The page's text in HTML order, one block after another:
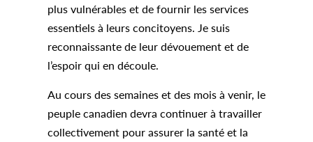
plus vulnérables et de fournir les services
essentiels à leurs concitoyens. Je suis
reconnaissante de leur dévouement et de
l’espoir qui en découle.
Au cours des semaines et des mois à venir, le
peuple canadien devra continuer à travailler
collectivement pour assurer la santé et la